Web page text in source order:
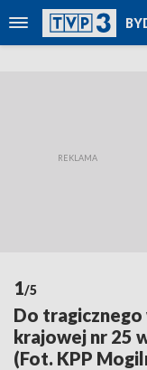
1/5
Do tragicznego
krajowej nr 25
(Fot. KPP